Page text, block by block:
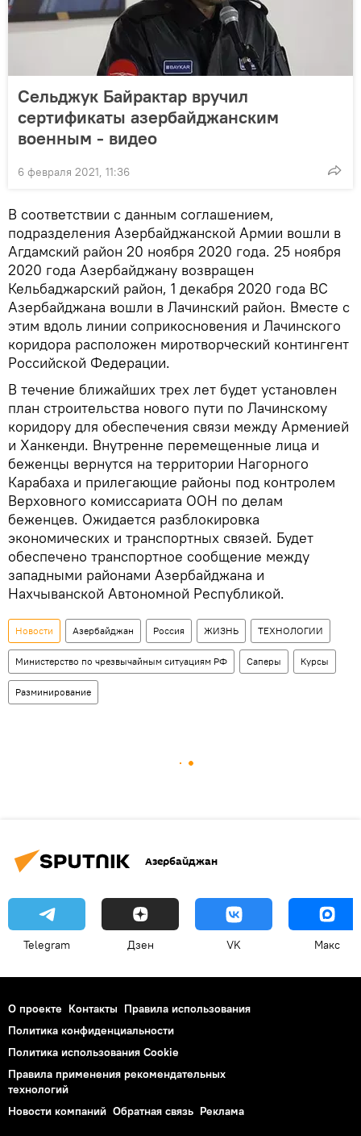
Сельджук Байрактар вручил
сертификаты азербайджанским
военным - видео
6 февраля 2021, 11:36
В соответствии с данным соглашением,
подразделения Азербайджанской Армии вошли в
Агдамский район 20 ноября 2020 года. 25 ноября
2020 года Азербайджану возвращен
Кельбаджарский район, 1 декабря 2020 года ВС
Азербайджана вошли в Лачинский район. Вместе с
этим вдоль линии соприкосновения и Лачинского
коридора расположен миротворческий контингент
Российской Федерации.
В течение ближайших трех лет будет установлен
план строительства нового пути по Лачинскому
коридору для обеспечения связи между Арменией
и Ханкенди. Внутренне перемещенные лица и
беженцы вернутся на территории Нагорного
Карабаха и прилегающие районы под контролем
Верховного комиссариата ООН по делам
беженцев. Ожидается разблокировка
экономических и транспортных связей. Будет
обеспечено транспортное сообщение между
западными районами Азербайджана и
Нахчыванской Автономной Республикой.
Новости Азербайджан Россия ЖИЗНЬ ТЕХНОЛОГИИ
Министерство по чрезвычайным ситуациям РФ Саперы Курсы
Разминирование
Азербайджан
Telegram Дзен VK Макс
О проекте Контакты Правила использования
Политика конфиденциальности
Политика использования Cookie
Правила применения рекомендательных
технологий
Новости компаний Обратная связь Реклама